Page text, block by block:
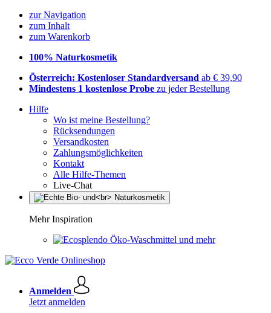
zur Navigation
zum Inhalt
zum Warenkorb
100% Naturkosmetik
Österreich: Kostenloser Standardversand ab € 39,90
Mindestens 1 kostenlose Probe zu jeder Bestellung
Hilfe
Wo ist meine Bestellung?
Rücksendungen
Versandkosten
Zahlungsmöglichkeiten
Kontakt
Alle Hilfe-Themen
Live-Chat
Mehr Inspiration
Öko-Waschmittel und mehr
Anmelden
Jetzt anmelden